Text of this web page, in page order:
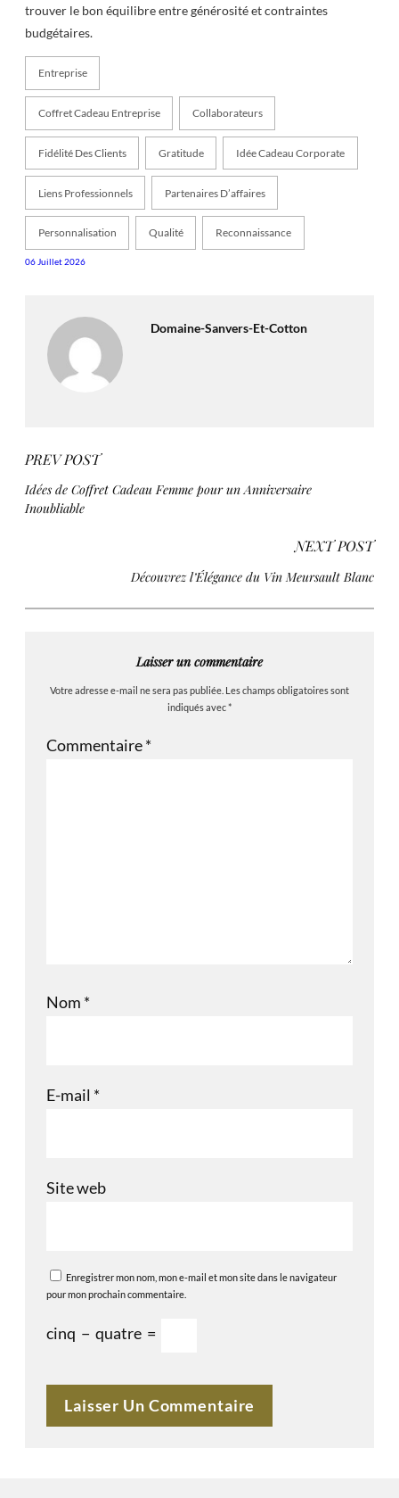
trouver le bon équilibre entre générosité et contraintes
budgétaires.
Entreprise
Coffret Cadeau Entreprise Collaborateurs
Fidélité Des Clients Gratitude Idée Cadeau Corporate
Liens Professionnels Partenaires D’affaires
Personnalisation Qualité Reconnaissance
06 Juillet 2026
Domaine-Sanvers-Et-Cotton
PREV POST
Idées de Coffret Cadeau Femme pour un Anniversaire
Inoubliable
NEXT POST
Découvrez l’Élégance du Vin Meursault Blanc
Laisser un commentaire
Votre adresse e-mail ne sera pas publiée. Les champs obligatoires sont
indiqués avec*
Commentaire*
Nom *
E-mail *
Site web
Enregistrer mon nom, mon e-mail et mon site dans le navigateur
pour mon prochain commentaire.
cinq − quatre =